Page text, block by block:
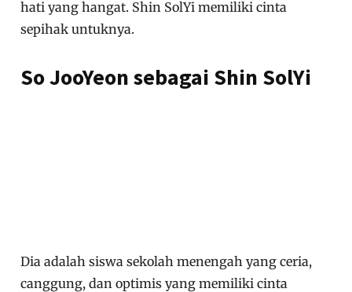
hati yang hangat. Shin SolYi memiliki cinta
sepihak untuknya.
So JooYeon sebagai Shin SolYi
Dia adalah siswa sekolah menengah yang ceria,
canggung, dan optimis yang memiliki cinta